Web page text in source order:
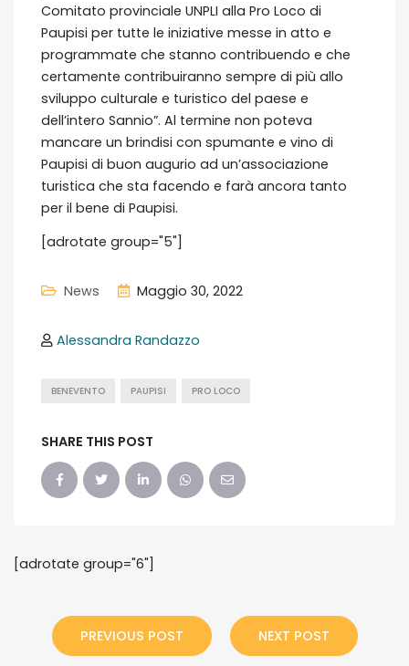
Comitato provinciale UNPLI alla Pro Loco di
Paupisi per tutte le iniziative messe in atto e
programmate che stanno contribuendo e che
certamente contribuiranno sempre di più allo
sviluppo culturale e turistico del paese e
dell’intero Sannio”. Al termine non poteva
mancare un brindisi con spumante e vino di
Paupisi di buon augurio ad un’associazione
turistica che sta facendo e farà ancora tanto
per il bene di Paupisi.
[adrotate group="5"]
News Maggio 30, 2022
Alessandra Randazzo
BENEVENTO PAUPISI PRO LOCO
SHARE THIS POST
[adrotate group="6"]
PREVIOUS POST NEXT POST